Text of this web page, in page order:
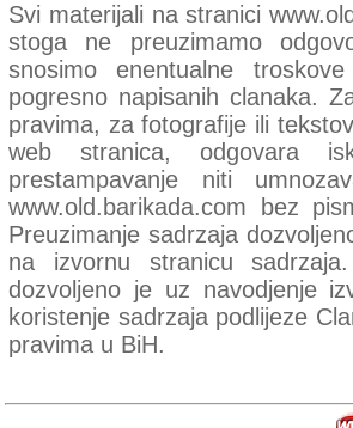
Svi materijali na stranici
stoga ne preuzimamo
snosimo enentualne
pogresno napisanih clanaka.
pravima, za fotografije ili
web stranica, odgovara
prestampavanje niti
www.old.barikada.com bez
Preuzimanje sadrzaja
na izvornu stranicu
dozvoljeno je uz navodjenje
koristenje sadrzaja podlijeze
pravima u BiH.